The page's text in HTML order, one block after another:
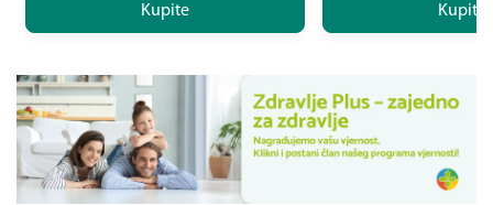
Kupite
Kupite